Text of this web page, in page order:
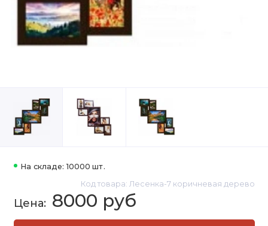
На складе: 10000 шт.
Код товара: Лесенка-7 коричневая дерево
8000 руб